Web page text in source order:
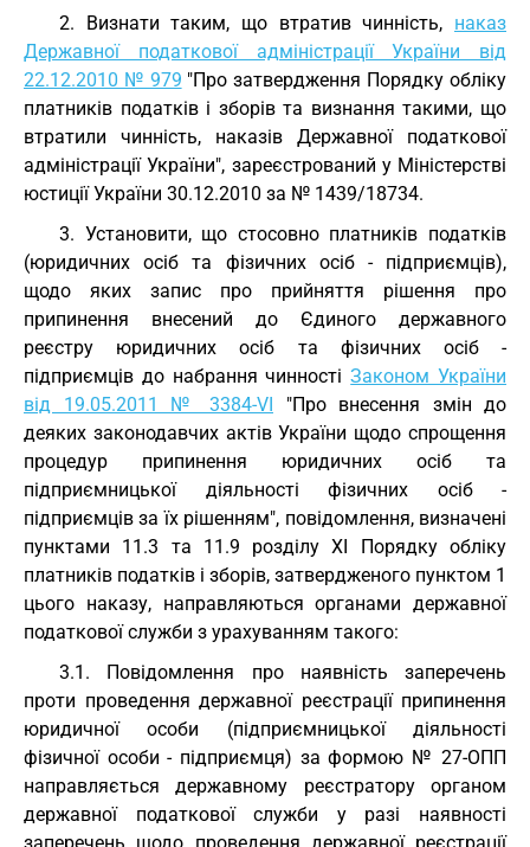
2. Визнати таким, що втратив чинність, наказ
Державної податкової адміністрації України від
22.12.2010 № 979 "Про затвердження Порядку обліку
платників податків і зборів та визнання такими, що
втратили чинність, наказів Державної податкової
адміністрації України", зареєстрований у Міністерстві
юстиції України 30.12.2010 за № 1439/18734.
3. Установити, що стосовно платників податків
(юридичних осіб та фізичних осіб - підприємців),
щодо яких запис про прийняття рішення про
припинення внесений до Єдиного державного
реєстру юридичних осіб та фізичних осіб -
підприємців до набрання чинностіЗаконом України
від 19.05.2011 № 3384-VI "Про внесення змін до
деяких законодавчих актів України щодо спрощення
процедур припинення юридичних осіб та
підприємницької діяльності фізичних осіб -
підприємців за їх рішенням", повідомлення, визначені
пунктами 11.3 та 11.9 розділу XI Порядку обліку
платників податків і зборів, затвердженого пунктом 1
цього наказу, направляються органами державної
податкової служби з урахуванням такого:
3.1. Повідомлення про наявність заперечень
проти проведення державної реєстрації припинення
юридичної особи (підприємницької діяльності
фізичної особи - підприємця) за формою № 27-ОПП
направляється державному реєстратору органом
державної податкової служби у разі наявності